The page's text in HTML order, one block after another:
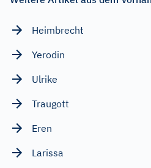
Heimbrecht
Yerodin
Ulrike
Traugott
Eren
Larissa